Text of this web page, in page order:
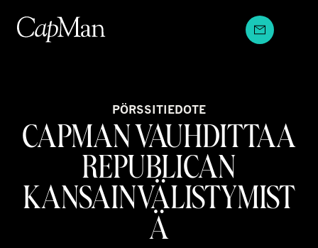
sisältöön
PÖRSSITIEDOTE
CAPMAN VAUHDITTAA
REPUBLICAN
KANSAINVÄLISTYMIST
Ä